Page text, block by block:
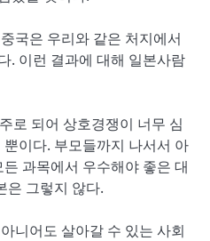
국은 우리와 같은 처지에서
. 이런 결과에 대해 일본사람
로 되어 상호경쟁이 너무 심
이다. 부모들까지 나서서 아
과목에서 우수해야 좋은 대
은 그렇지 않다.
니어도 살아갈 수 있는 사회